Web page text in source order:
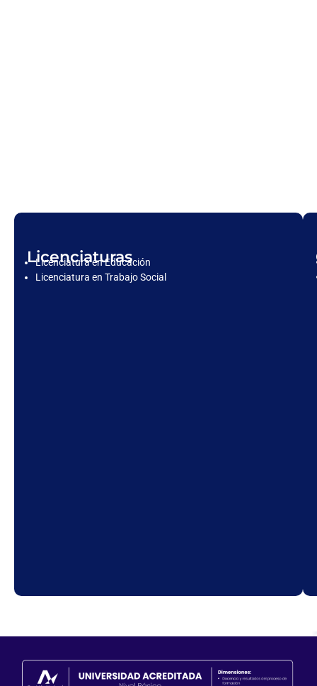
Licenciaturas
Licenciatura en Educación
Licenciatura en Trabajo Social